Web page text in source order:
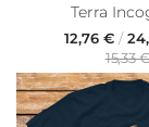
Terra
12,76 € /
15,33